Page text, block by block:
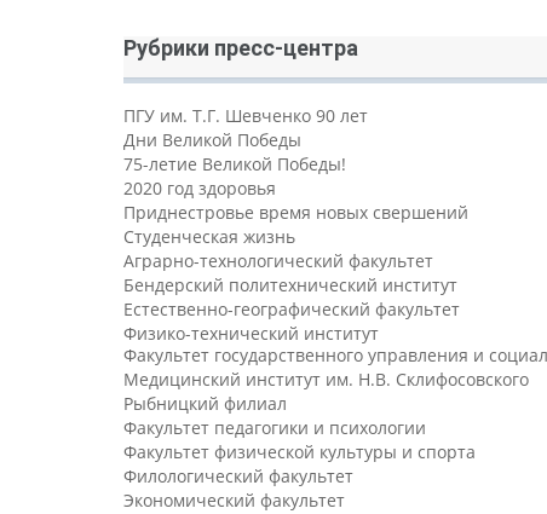
Рубрики пресс-центра
ПГУ им. Т.Г. Шевченко 90 лет
Дни Великой Победы
75-летие Великой Победы!
2020 год здоровья
Приднестровье время новых свершений
Студенческая жизнь
Аграрно-технологический факультет
Бендерский политехнический институт
Естественно-географический факультет
Физико-технический институт
Факультет государственного управления и
Медицинский институт им. Н.В. Склифосовского
Рыбницкий филиал
Факультет педагогики и психологии
Факультет физической культуры и спорта
Филологический факультет
Экономический факультет